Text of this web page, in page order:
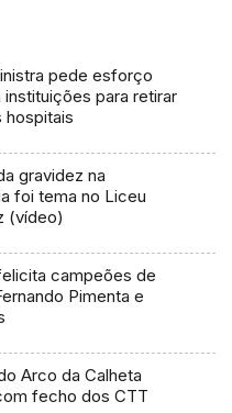
pede esforço
para retirar
hospitais
gravidez na
foi tema no Liceu
(vídeo)
campeões de
Pimenta e
Arco da Calheta
fecho dos CTT